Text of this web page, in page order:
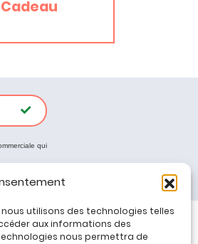
utilisons des technologies telles
aux informations des
nous permettra de
Cadeau
qui